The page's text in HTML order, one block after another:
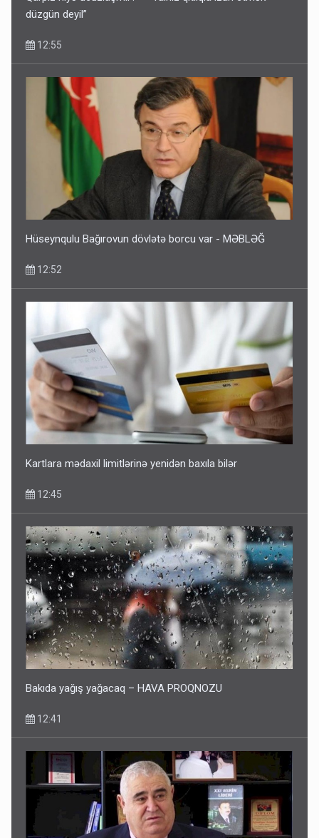
düzgün deyil”
12:55
Hüseynqulu Bağırovun dövlətə borcu var - MƏBLƏĞ
12:52
Kartlara mədaxil limitlərinə yenidən baxıla bilər
12:45
Bakıda yağış yağacaq – HAVA PROQNOZU
12:41